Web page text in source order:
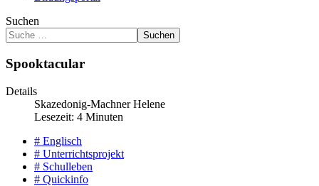
Suchen
Suchen
Spooktacular
Details
Skazedonig-Machner Helene
Lesezeit: 4 Minuten
# Englisch
# Unterrichtsprojekt
# Schulleben
# Quickinfo